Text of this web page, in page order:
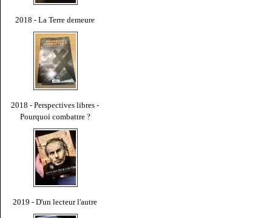
2018 - La Terre demeure
2018 - Perspectives libres -
Pourquoi combattre ?
2019 - D'un lecteur l'autre